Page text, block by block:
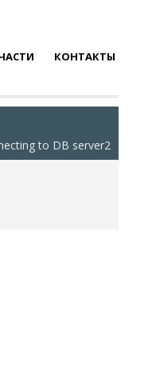
КОНТАКТЫ
to DB server2